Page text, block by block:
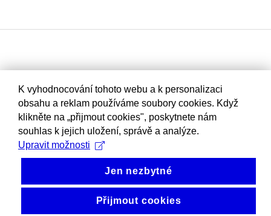
K vyhodnocování tohoto webu a k personalizaci
obsahu a reklam používáme soubory cookies. Když
klikněte na „přijmout cookies", poskytnete nám
souhlas k jejich uložení, správě a analýze.
Upravit možnosti
Jen nezbytné
Přijmout cookies